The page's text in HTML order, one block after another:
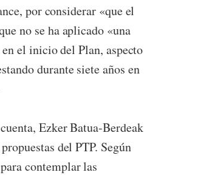
por considerar «que el
no se ha aplicado «una
el inicio del Plan, aspecto
durante siete años en
Ezker Batua-Berdeak
del PTP. Según
contemplar las